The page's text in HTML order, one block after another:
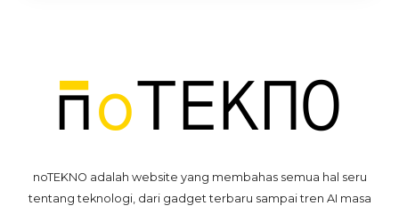
noTEKNO adalah website yang membahas semua hal seru
tentang teknologi, dari gadget terbaru sampai tren AI masa